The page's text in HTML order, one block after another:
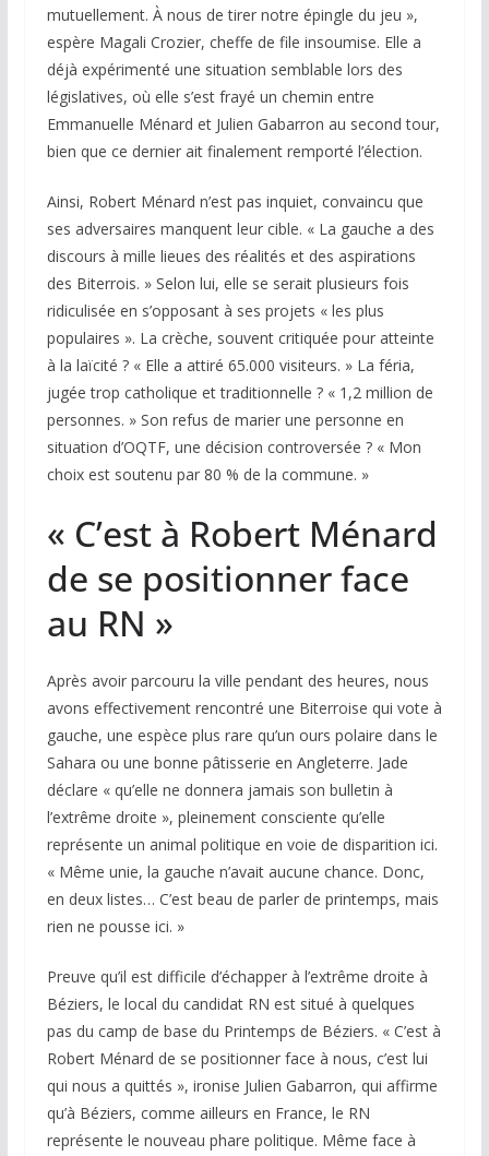
mutuellement. À nous de tirer notre épingle du jeu »,
espère Magali Crozier, cheffe de file insoumise. Elle a
déjà expérimenté une situation semblable lors des
législatives, où elle s’est frayé un chemin entre
Emmanuelle Ménard et Julien Gabarron au second tour,
bien que ce dernier ait finalement remporté l’élection.
Ainsi, Robert Ménard n’est pas inquiet, convaincu que
ses adversaires manquent leur cible. « La gauche a des
discours à mille lieues des réalités et des aspirations
des Biterrois. » Selon lui, elle se serait plusieurs fois
ridiculisée en s’opposant à ses projets « les plus
populaires ». La crèche, souvent critiquée pour atteinte
à la laïcité ? « Elle a attiré 65.000 visiteurs. » La féria,
jugée trop catholique et traditionnelle ? « 1,2 million de
personnes. » Son refus de marier une personne en
situation d’OQTF, une décision controversée ? « Mon
choix est soutenu par 80 % de la commune. »
« C’est à Robert Ménard
de se positionner face
au RN »
Après avoir parcouru la ville pendant des heures, nous
avons effectivement rencontré une Biterroise qui vote à
gauche, une espèce plus rare qu’un ours polaire dans le
Sahara ou une bonne pâtisserie en Angleterre. Jade
déclare « qu’elle ne donnera jamais son bulletin à
l’extrême droite », pleinement consciente qu’elle
représente un animal politique en voie de disparition ici.
« Même unie, la gauche n’avait aucune chance. Donc,
en deux listes… C’est beau de parler de printemps, mais
rien ne pousse ici. »
Preuve qu’il est difficile d’échapper à l’extrême droite à
Béziers, le local du candidat RN est situé à quelques
pas du camp de base du Printemps de Béziers. « C’est à
Robert Ménard de se positionner face à nous, c’est lui
qui nous a quittés », ironise Julien Gabarron, qui affirme
qu’à Béziers, comme ailleurs en France, le RN
représente le nouveau phare politique. Même face à